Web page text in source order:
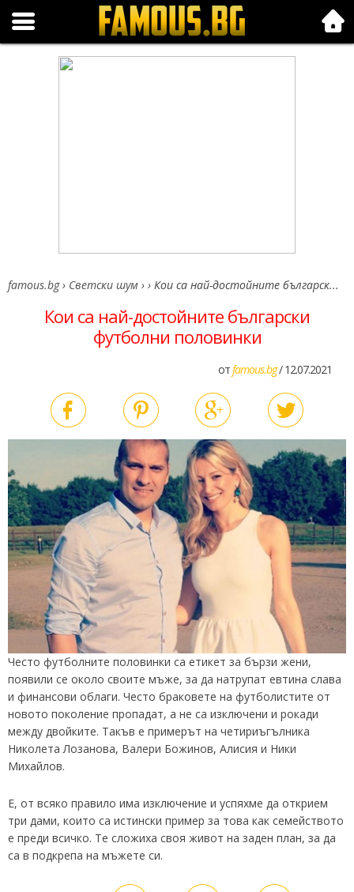
Folk.bg
famous.bg › Светски шум › › Кои са най-достойните българск...
Кои са най-достойните български
футболни половинки
отfamous.bg/ 12.07.2021
Често футболните половинки са етикет за бързи жени,
появили се около своите мъже, за да натрупат евтина слава
и финансови облаги. Често браковете на футболистите от
новото поколение пропадат, а не са изключени и рокади
между двойките. Такъв е примерът на четириъгълника
Николета Лозанова, Валери Божинов, Алисия и Ники
Михайлов.
Е, от всяко правило има изключение и успяхме да открием
три дами, които са истински пример за това как семейството
е преди всичко. Те сложиха своя живот на заден план, за да
са в подкрепа на мъжете си.